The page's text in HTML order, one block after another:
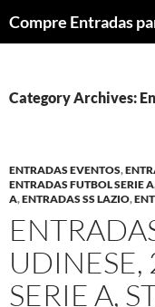
to
Category Archives:
ENTRADAS EVENTOS,
ENTRADAS FUTBOL SERIE A
A,ENTRADAS SS LAZIO,
SERIE A,